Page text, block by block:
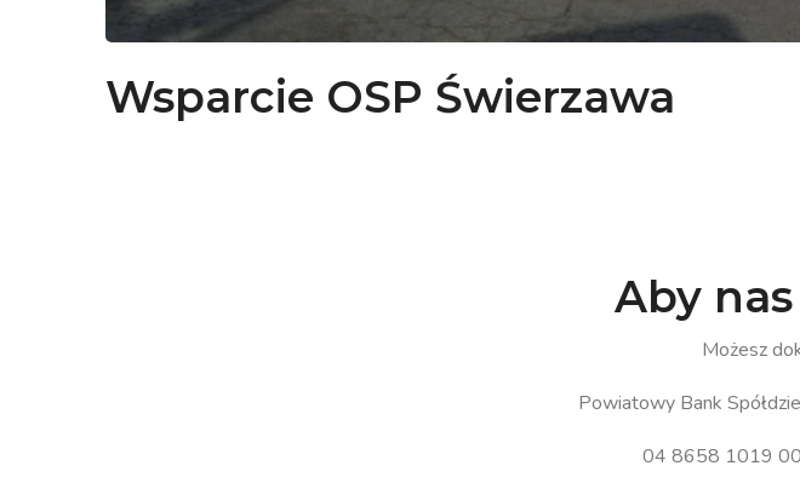
Wsparcie OSP Świerzawa
Aby nas
Możesz
Powiatowy Bank
04 8658 1019